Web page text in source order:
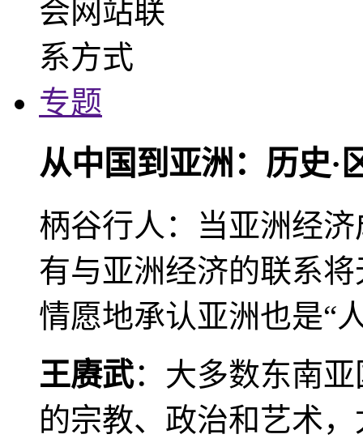
专题
从中国到亚洲：历史·
柄谷行人：当亚洲经
有与亚洲经济的联系
情愿地承认亚洲也是“
王赓武：大多数东南
的宗教、政治和艺术